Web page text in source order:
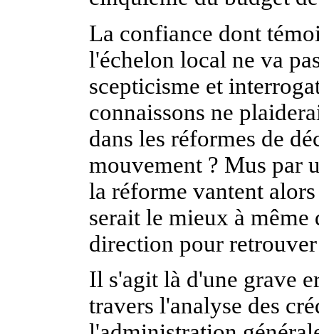
La confiance dont
l'échelon local ne va
scepticisme et
connaissons ne
dans les réformes de
mouvement ? Mus par
la réforme vantent
serait le mieux à même
direction pour
Il s'agit là d'une grave
travers l'analyse des